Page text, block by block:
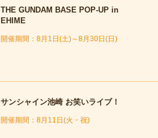
THE GUNDAM BASE POP-UP in
EHIME
8月1日(土)～8月30日(日)
サンシャイン池崎 お笑いライブ！
8月11日(火・祝)